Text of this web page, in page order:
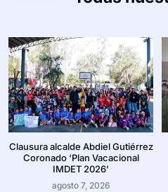
Clausura alcalde Abdiel Gutiérrez
Coronado ‘Plan Vacacional
IMDET 2026’
agosto 7, 2026